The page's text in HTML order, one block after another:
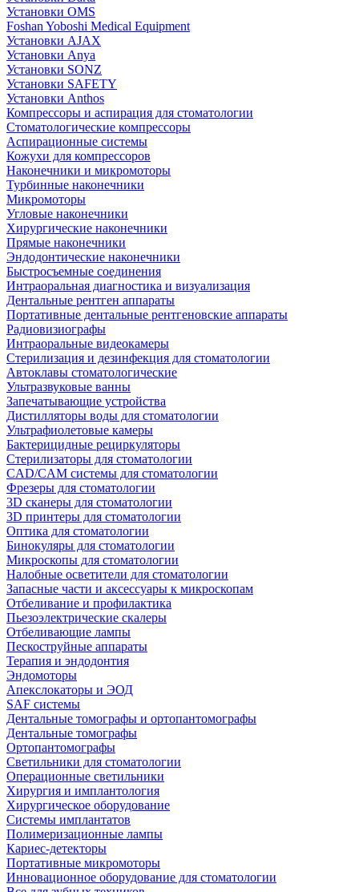
Установки OMS
Foshan Yoboshi Medical Equipment
Установки AJAX
Установки Anya
Установки SONZ
Установки SAFETY
Установки Anthos
Компрессоры и аспирация для стоматологии
Стоматологические компрессоры
Аспирационные системы
Кожухи для компрессоров
Наконечники и микромоторы
Турбинные наконечники
Микромоторы
Угловые наконечники
Хирургические наконечники
Прямые наконечники
Эндодонтические наконечники
Быстросъемные соединения
Интраоральная диагностика и визуализация
Дентальные рентген аппараты
Портативные дентальные рентгеновские аппараты
Радиовизиографы
Интраоральные видеокамеры
Стерилизация и дезинфекция для стоматологии
Автоклавы стоматологические
Ультразвуковые ванны
Запечатывающие устройства
Дистилляторы воды для стоматологии
Ультрафиолетовые камеры
Бактерицидные рециркуляторы
Стерилизаторы для стоматологии
CAD/CAM системы для стоматологии
Фрезеры для стоматологии
3D cканеры для стоматологии
3D принтеры для стоматологии
Оптика для стоматологии
Бинокуляры для стоматологии
Микроскопы для стоматологии
Налобные осветители для стоматологии
Запасные части и аксессуары к микроскопам
Отбеливание и профилактика
Пьезоэлектрические скалеры
Отбеливающие лампы
Пескоструйные аппараты
Терапия и эндодонтия
Эндомоторы
Апекслокаторы и ЭОД
SAF системы
Дентальные томографы и ортопантомографы
Дентальные томографы
Ортопантомографы
Светильники для стоматологии
Операционные светильники
Хирургия и имплантология
Хирургическое оборудование
Системы имплантатов
Полимеризационные лампы
Кариес-детекторы
Портативные микромоторы
Инновационное оборудование для стоматологии